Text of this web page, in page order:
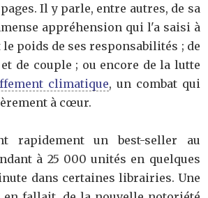
Il y parle, entre autres, de sa
appréhension qui l'a saisi à
le poids de ses responsabilités ; de
de couple ; ou encore de la lutte
climatique, un combat qui
à cœur.
rapidement un best-seller au
à 25 000 unités en quelques
dans certaines librairies. Une